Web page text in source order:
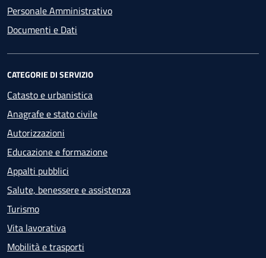
Personale Amministrativo
Documenti e Dati
CATEGORIE DI SERVIZIO
Catasto e urbanistica
Anagrafe e stato civile
Autorizzazioni
Educazione e formazione
Appalti pubblici
Salute, benessere e assistenza
Turismo
Vita lavorativa
Mobilità e trasporti